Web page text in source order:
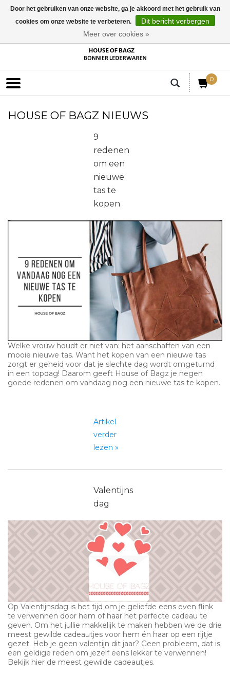
0
HOUSE OF BAGZ NIEUWS
9
redenen
om een
nieuwe
tas te
kopen
Welke vrouw houdt er niet van: het aanschaffen van een
mooie nieuwe tas. Want het kopen van een nieuwe tas
zorgt er geheid voor dat je slechte dag wordt omgeturnd
in een topdag! Daarom geeft House of Bagz je negen
goede redenen om vandaag nog een nieuwe tas te kopen.
Artikel
verder
lezen »
Valentijns
dag
Op Valentijnsdag is het tijd om je geliefde eens even flink
te verwennen door hem of haar het perfecte cadeau te
geven. Om het jullie makkelijk te maken hebben we de drie
meest gewilde cadeautjes voor hem én haar op een rijtje
gezet. Heb je geen valentijn dit jaar? Geen probleem, dat is
een geldige reden om jezelf eens lekker te verwennen!
Bekijk hier de meest gewilde cadeautjes.
Door het gebruiken van onze website, ga je akkoord met het gebruik van
cookies om onze website te verbeteren.
Dit bericht verbergen
Meer over cookies »